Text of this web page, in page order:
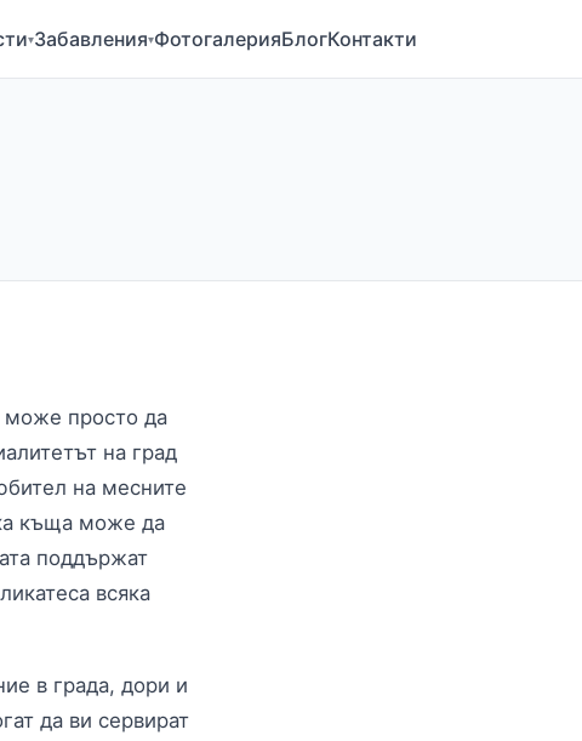
▾Забавления▾ФотогалерияБлогКонтакти
може просто да
на град
на месните
къща може да
поддържат
всяка
в града, дори и
да ви сервират